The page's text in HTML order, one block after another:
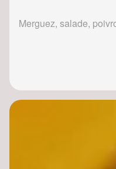
Merguez, salade,